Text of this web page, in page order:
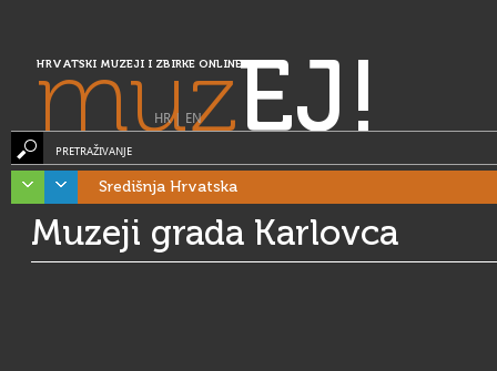
HRVATSKI MUZEJI I ZBIRKE ONLINE
muzEJ!
HR| EN
PRETRAŽIVANJE
Središnja Hrvatska
Muzeji grada Karlovca